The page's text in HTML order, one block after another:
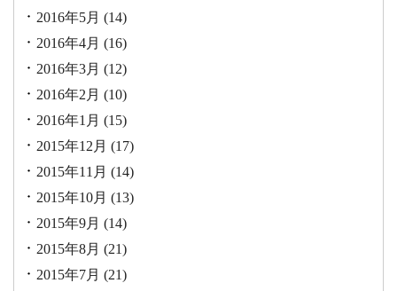
2016年5月 (14)
2016年4月 (16)
2016年3月 (12)
2016年2月 (10)
2016年1月 (15)
2015年12月 (17)
2015年11月 (14)
2015年10月 (13)
2015年9月 (14)
2015年8月 (21)
2015年7月 (21)